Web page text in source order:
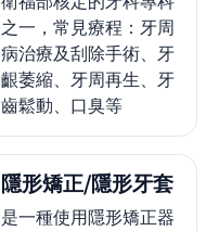
之一，常見療程：牙周
病治療及刮除手術、牙
齦萎縮、牙周再生、牙
齒鬆動、口臭等
隱形矯正/隱形牙套
是一種使用隱形矯正器